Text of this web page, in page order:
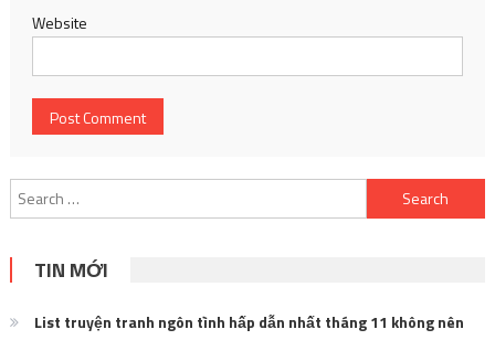
Website
Search
for:
TIN MỚI
List truyện tranh ngôn tình hấp dẫn nhất tháng 11 không nên